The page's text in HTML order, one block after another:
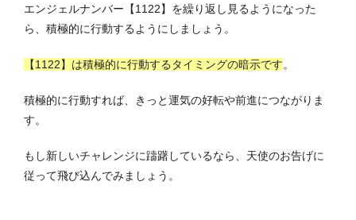
エンジェルナンバー【1122】を繰り返し見るようになった
ら、積極的に行動するようにしましょう。
【1122】は積極的に行動するタイミングの暗示です。
積極的に行動すれば、きっと運気の好転や前進につながりま
す。
もし新しいチャレンジに躊躇しているなら、天使のお告げに
従って飛び込んでみましょう。